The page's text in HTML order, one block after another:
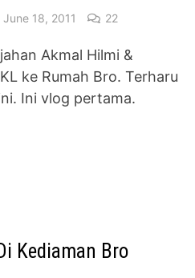
June 18, 2011 22
Akmal Hilmi &
ke Rumah Bro. Terharu
Ini vlog pertama.
Kediaman Bro